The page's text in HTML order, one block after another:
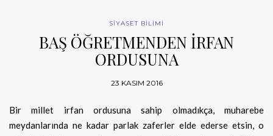
SİYASET BİLİMİ
BAŞ ÖĞRETMENDEN İRFAN
ORDUSUNA
23 KASIM 2016
Bir millet irfan ordusuna sahip olmadıkça, muharebe
meydanlarında ne kadar parlak zaferler elde ederse etsin, o